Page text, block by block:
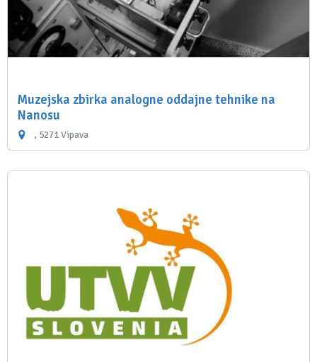
Muzejska zbirka analogne oddajne tehnike na
Nanosu
, 5271 Vipava